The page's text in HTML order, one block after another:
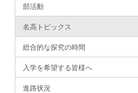
部活動
名高トピックス
総合的な探究の時間
入学を希望する皆様へ
進路状況